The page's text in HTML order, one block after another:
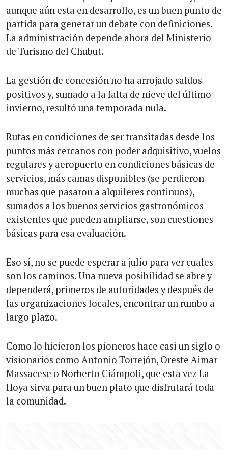
aunque aún esta en desarrollo, es un buen punto de
partida para generar un debate con definiciones.
La administración depende ahora del Ministerio
de Turismo del Chubut.
La gestión de concesión no ha arrojado saldos
positivos y, sumado a la falta de nieve del último
invierno, resultó una temporada nula.
Rutas en condiciones de ser transitadas desde los
puntos más cercanos con poder adquisitivo, vuelos
regulares y aeropuerto en condiciones básicas de
servicios, más camas disponibles (se perdieron
muchas que pasaron a alquileres continuos),
sumados a los buenos servicios gastronómicos
existentes que pueden ampliarse, son cuestiones
básicas para esa evaluación.
Eso sí, no se puede esperar a julio para ver cuales
son los caminos. Una nueva posibilidad se abre y
dependerá, primeros de autoridades y después de
las organizaciones locales, encontrar un rumbo a
largo plazo.
Como lo hicieron los pioneros hace casi un siglo o
visionarios como Antonio Torrejón, Oreste Aimar
Massacese o Norberto Ciámpoli, que esta vez La
Hoya sirva para un buen plato que disfrutará toda
la comunidad.